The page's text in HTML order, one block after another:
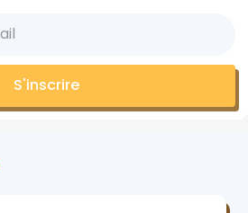
S'inscrire